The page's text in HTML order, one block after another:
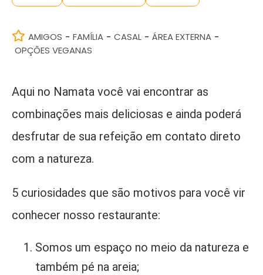
AMIGOS - FAMÍLIA - CASAL - ÁREA EXTERNA -
OPÇÕES VEGANAS
Aqui no Namata você vai encontrar as
combinações mais deliciosas e ainda poderá
desfrutar de sua refeição em contato direto
com a natureza.
5 curiosidades que são motivos para você vir
conhecer nosso restaurante:
Somos um espaço no meio da natureza e
também pé na areia;